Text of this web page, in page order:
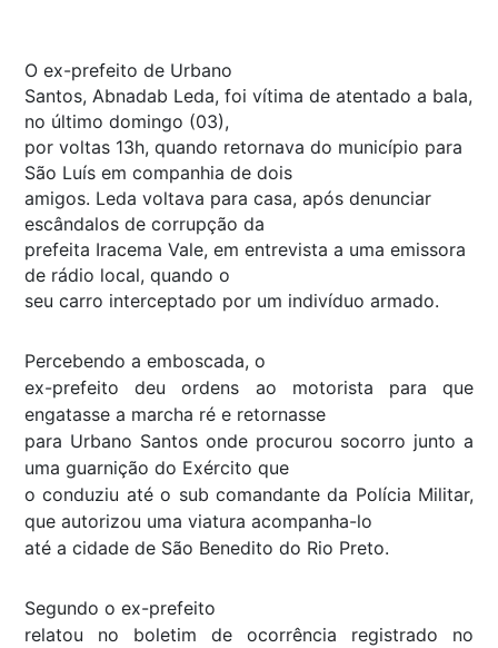
O ex-prefeito de Urbano
Santos, Abnadab Leda, foi vítima de atentado a bala,
no último domingo (03),
por voltas 13h, quando retornava do município para
São Luís em companhia de dois
amigos. Leda voltava para casa, após denunciar
escândalos de corrupção da
prefeita Iracema Vale, em entrevista a uma emissora
de rádio local, quando o
seu carro interceptado por um indivíduo armado.
Percebendo a emboscada, o
ex-prefeito deu ordens ao motorista para que
engatasse a marcha ré e retornasse
para Urbano Santos onde procurou socorro junto a
uma guarnição do Exército que
o conduziu até o sub comandante da Polícia Militar,
que autorizou uma viatura acompanha-lo
até a cidade de São Benedito do Rio Preto.
Segundo o ex-prefeito
relatou no boletim de ocorrência registrado no